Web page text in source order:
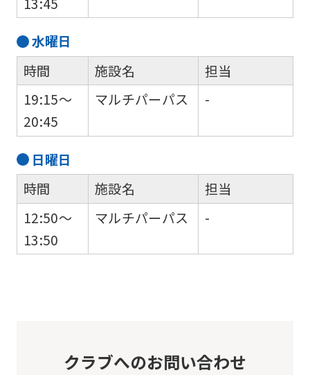
水曜日
時間
19:15～
20:45
施設名
マルチパーパス
担当
-
日曜日
時間
12:50～
13:50
施設名
マルチパーパス
担当
-
クラブへのお問い合わせ
automatic
translation
the
version
of
this
so